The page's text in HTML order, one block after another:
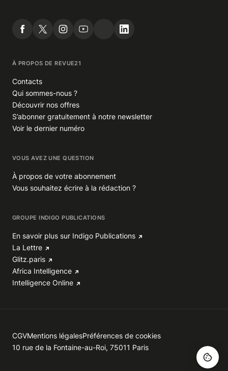
À PROPOS DE REVUE21
Contacts
Qui sommes-nous ?
Découvrir nos offres
S’abonner gratuitement à notre newsletter
Voir le dernier numéro
VOUS AVEZ UNE QUESTION
À propos de votre abonnement
Vous souhaitez écrire à la rédaction ?
GROUPE INDIGO PUBLICATIONS
En savoir plus sur Indigo Publications
La Lettre
Glitz.paris
Africa Intelligence
Intelligence Online
CGVMentions légalesPréférences de cookies
10 rue de la Fontaine-au-Roi, 75011 Paris